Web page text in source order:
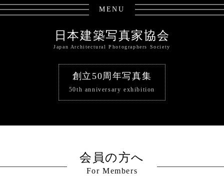
MENU
日本建築写真家協会
Japan Architectural Photographers Society
創立50周年写真集
50th anniversary exhibition
会員の方へ
For Members